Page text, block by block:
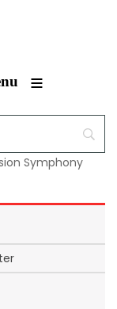
≡
Symphony